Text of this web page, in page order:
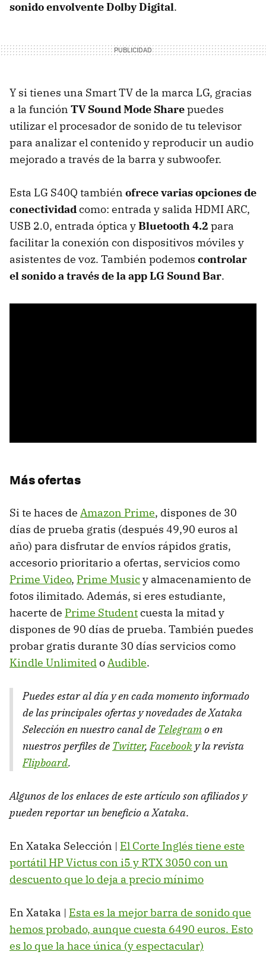
sonido envolvente Dolby Digital.
Y si tienes una Smart TV de la marca LG, gracias
a la función TV Sound Mode Sharepuedes
utilizar el procesador de sonido de tu televisor
para analizar el contenido y reproducir un audio
mejorado a través de la barra y subwoofer.
Esta LG S40Q también ofrece varias opciones de
conectividadcomo: entrada y salida HDMI ARC,
USB 2.0, entrada óptica yBluetooth 4.2 para
facilitar la conexión con dispositivos móviles y
asistentes de voz. También podemos controlar
el sonido a través de la app LG Sound Bar.
Más ofertas
Si te haces de Amazon Prime, dispones de 30
días de prueba gratis (después 49,90 euros al
año) para disfrutar de envíos rápidos gratis,
accesorio prioritario a ofertas, servicios como
Prime Video, Prime Musicy almacenamiento de
fotos ilimitado. Además, si eres estudiante,
hacerte de Prime Studentcuesta la mitad y
dispones de 90 días de prueba. También puedes
probar gratis durante 30 días servicios como
Kindle UnlimitedoAudible.
Puedes estar al día y en cada momento informado
de las principales ofertas y novedades de Xataka
Selección en nuestro canal de Telegramo en
nuestros perfiles de Twitter,Facebook y la revista
Flipboard.
Algunos de los enlaces de este artículo son afiliados y
pueden reportar un beneficio a Xataka.
En Xataka Selección | El Corte Inglés tiene este
portátil HP Victus con i5 y RTX 3050 con un
descuento que lo deja a precio mínimo
En Xataka | Esta es la mejor barra de sonido que
hemos probado, aunque cuesta 6490 euros. Esto
es lo que la hace única (y espectacular)